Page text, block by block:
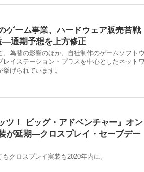
ゲーム事業、ハードウェア販売苦戦
―通期予想を上方修正
、為替の影響のほか、自社制作のゲームソフトウ
レイステーション・プラスを中心としたネットワ
げられています。
ツ！ ビッグ・アドベンチャー』オン
が延期―クロスプレイ・セーブデー
クロスプレイ実装も2020年内に。